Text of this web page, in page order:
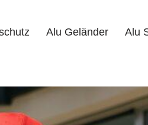
Alu Geländer Alu
Alu Geländer Alu